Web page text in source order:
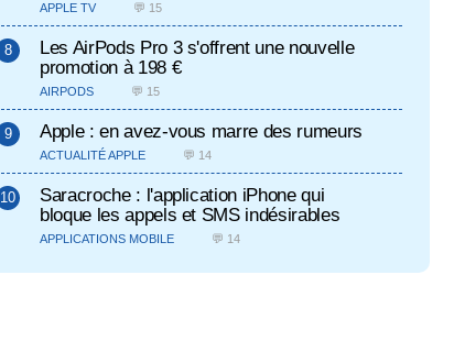
APPLE TV 💬 15
Les AirPods Pro 3 s'offrent une nouvelle
promotion à 198 €
AIRPODS 💬 15
Apple : en avez-vous marre des rumeurs
ACTUALITÉ APPLE 💬 14
Saracroche : l'application iPhone qui
bloque les appels et SMS indésirables
APPLICATIONS MOBILE 💬 14